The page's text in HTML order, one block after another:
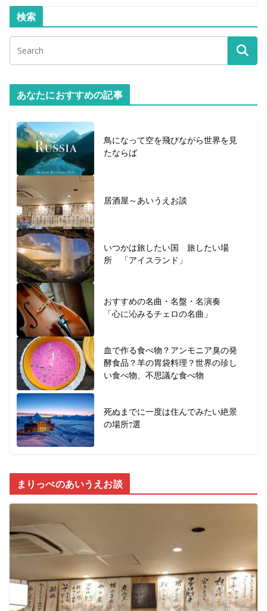
検索
あなたにおすすめの記事
鳥になって空を飛びながら世界を見
たならば
居酒屋～あいうえお談
いつかは旅したい国 旅したい場
所 「アイスランド」
おすすめの名曲・名盤・名演奏
「心に沁みるチェロの名曲」
血で作る食べ物？アンモニア臭の発
酵食品？羊の胃袋料理？世界の珍し
い食べ物、不思議な食べ物
死ぬまでに一度は住んでみたい絶景
の場所7選
まりっぺのあいうえお談